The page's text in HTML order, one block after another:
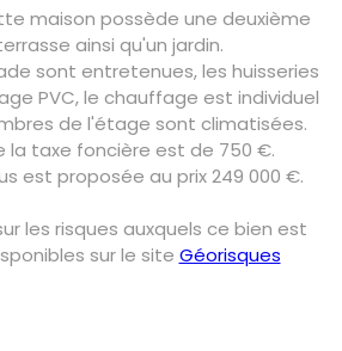
maison possède une deuxième
ainsi qu'un jardin.
sont entretenues, les huisseries
PVC, le chauffage est individuel
de l'étage sont climatisées.
la taxe foncière est de 750 €.
est proposée au prix 249 000 €.
les risques auxquels ce bien est
sur le site Géorisques